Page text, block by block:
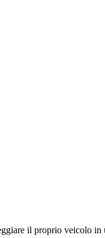
il proprio veicolo